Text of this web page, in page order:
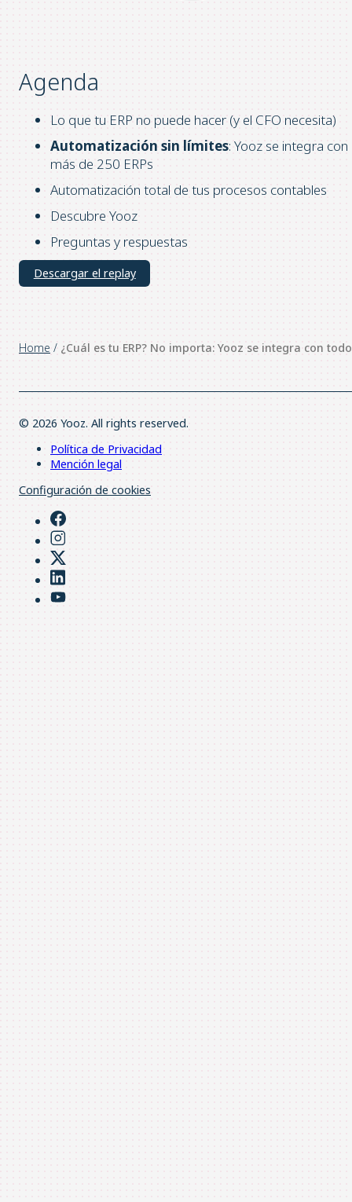
Agenda
Lo que tu ERP no puede hacer (y el CFO necesita)
Automatización sin límites: Yooz se integra con
más de 250 ERPs
Automatización total de tus procesos contables
Descubre Yooz
Preguntas y respuestas
Descargar el replay
Home / ¿Cuál es tu ERP? No importa: Yooz se integra con
© 2026 Yooz. All rights reserved.
Política de Privacidad
Mención legal
Configuración de cookies